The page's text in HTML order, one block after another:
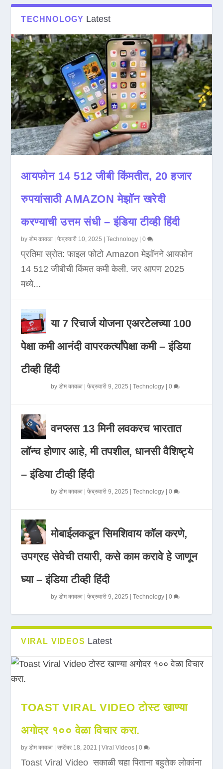
TECHNOLOGY Latest
आयफोन 14 512 जीबी किंमतीत, 20 हजार
रुपयांसाठी AMAZON मेझॉन खरेदी
करण्याची उत्तम संधी – इंडिया टीव्ही हिंदी
byडोम कावळा |फेब्रुवारी 10, 2025 |Technology |0
प्रतिमा स्रोत: फाइल फोटो Amazon मेझॉनने आयफोन
14 512 जीबीची किंमत कमी केली. जर आपण 2025
मध्ये...
या 7 रिचार्ज योजना एअरटेलच्या 100
पेक्षा कमी आनंदी वापरकर्त्यांपेक्षा कमी – इंडिया
टीव्ही हिंदी
byडोम कावळा |फेब्रुवारी 9, 2025 |Technology |0
वनप्लस 13 मिनी लवकरच भारतात
लॉन्च होणार आहे, मी तपशील, धानसी वैशिष्ट्ये
– इंडिया टीव्ही हिंदी
byडोम कावळा |फेब्रुवारी 9, 2025 |Technology |0
मोबाईलकडून सिमशिवाय कॉल करणे,
उपग्रह सेवेची तयारी, कसे काम करावे हे जाणून
घ्या – इंडिया टीव्ही हिंदी
byडोम कावळा |फेब्रुवारी 9, 2025 |Technology |0
VIRAL VIDEOS Latest
TOAST VIRAL VIDEO टोस्ट खाण्या
अगोदर १०० वेळा विचार करा.
byडोम कावळा |सप्टेंबर 18, 2021 |Viral Videos |0
Toast Viral Video सकाळी चहा पिताना बहुतेक लोकांना